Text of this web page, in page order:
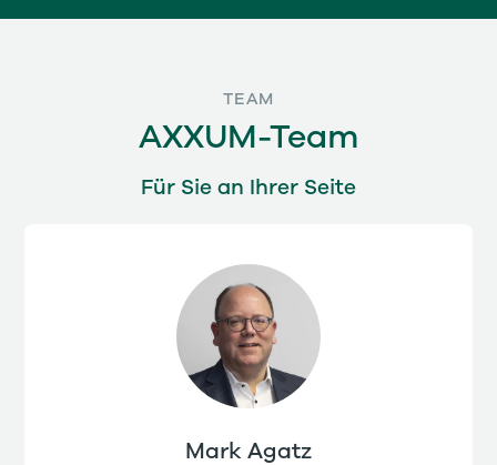
TEAM
AXXUM-Team
Für Sie an Ihrer Seite
Mark Agatz